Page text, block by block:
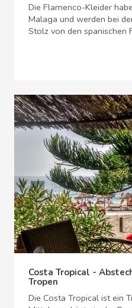
Die Flamenco-Kleider
Malaga und werden bei
Stolz von den spanischen
Costa Tropical -
Tropen
Die Costa Tropical ist ein